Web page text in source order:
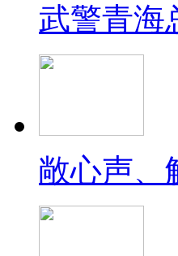
武警青海
敞心声、